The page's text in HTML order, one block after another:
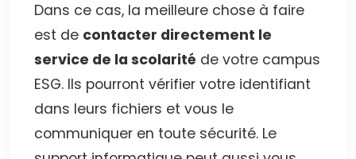
Dans ce cas, la meilleure chose à faire
est de contacter directement le
service de la scolarité de votre campus
ESG. Ils pourront vérifier votre identifiant
dans leurs fichiers et vous le
communiquer en toute sécurité. Le